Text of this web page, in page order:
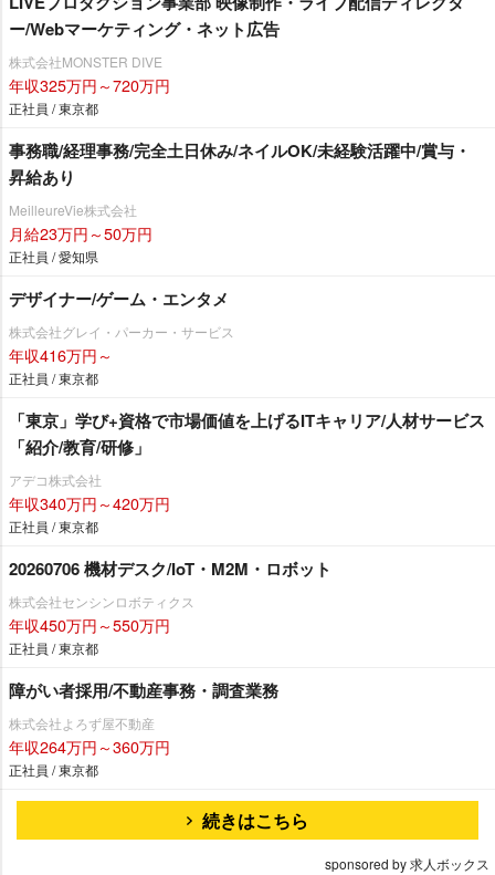
ー/Webマーケティング・ネット広告
株式会社MONSTER DIVE
年収325万円～720万円
正社員 / 東京都
事務職/経理事務/完全土日休み/ネイルOK/未経験活躍中/賞与・
昇給あり
MeilleureVie株式会社
月給23万円～50万円
正社員 / 愛知県
デザイナー/ゲーム・エンタメ
株式会社グレイ・パーカー・サービス
年収416万円～
正社員 / 東京都
「東京」学び+資格で市場価値を上げるITキャリア/人材サービス
「紹介/教育/研修」
アデコ株式会社
年収340万円～420万円
正社員 / 東京都
20260706 機材デスク/IoT・M2M・ロボット
株式会社センシンロボティクス
年収450万円～550万円
正社員 / 東京都
障がい者採用/不動産事務・調査業務
株式会社よろず屋不動産
年収264万円～360万円
正社員 / 東京都
続きはこちら
sponsored by 求人ボックス